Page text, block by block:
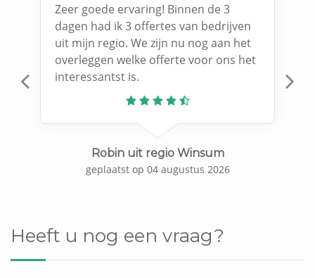
Zeer goede ervaring! Binnen de 3
dagen had ik 3 offertes van bedrijven
uit mijn regio. We zijn nu nog aan het
overleggen welke offerte voor ons het
interessantst is.
Robin uit regio Winsum
geplaatst op 04 augustus 2026
Previous
Heeft u nog een vraag?